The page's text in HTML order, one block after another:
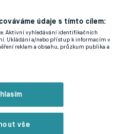
a žurnalistika
údaje s tímto cílem:
Aktivní vyhledávání identifikačních
Ukládání a/nebo přístup k informacím v
reklam a obsahu, průzkum publika a
vše